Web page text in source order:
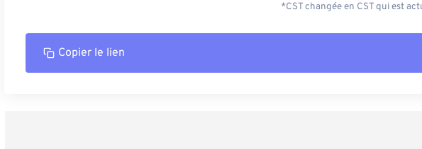
*CST changée en CST qui est
Copier le lien